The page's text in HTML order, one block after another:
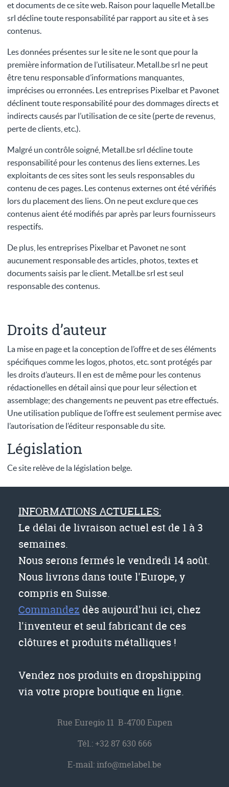
et documents de ce site web. Raison pour laquelle Metall.be
srl décline toute responsabilité par rapport au site et à ses
contenus.
Les données présentes sur le site ne le sont que pour la
première information de l’utilisateur. Metall.be srl ne peut
être tenu responsable d’informations manquantes,
imprécises ou erronnées. Les entreprises Pixelbar et Pavonet
déclinent toute responsabilité pour des dommages directs et
indirects causés par l’utilisation de ce site (perte de revenus,
perte de clients, etc.).
Malgré un contrôle soigné, Metall.be srl décline toute
responsabilité pour les contenus des liens externes. Les
exploitants de ces sites sont les seuls responsables du
contenu de ces pages. Les contenus externes ont été vérifiés
lors du placement des liens. On ne peut exclure que ces
contenus aient été modifiés par après par leurs fournisseurs
respectifs.
De plus, les entreprises Pixelbar et Pavonet ne sont
aucunement responsable des articles, photos, textes et
documents saisis par le client. Metall.be srl est seul
responsable des contenus.
Droits d’auteur
La mise en page et la conception de l’offre et de ses éléments
spécifiques comme les logos, photos, etc. sont protégés par
les droits d’auteurs. Il en est de même pour les contenus
rédactionelles en détail ainsi que pour leur sélection et
assemblage; des changements ne peuvent pas etre effectués.
Une utilisation publique de l’offre est seulement permise avec
l’autorisation de l’éditeur responsable du site.
Législation
Ce site relève de la législation belge.
INFORMATIONS ACTUELLES:
Le délai de livraison actuel est de 1 à 3
semaines.
Nous serons fermés le vendredi 14 août.
Nous livrons dans toute l'Europe, y
compris en Suisse.
Commandez dès aujourd'hui ici, chez
l'inventeur et seul fabricant de ces
clôtures et produits métalliques !
Vendez nos produits en dropshipping
via votre propre boutique en ligne.
Rue Euregio 11 B-4700 Eupen
Tél.:+32 87 630 666
E-mail:info@melabel.be